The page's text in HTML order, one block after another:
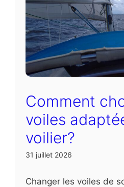
Comment
voiles
voilier?
31 juillet 2026
Changer les voiles de